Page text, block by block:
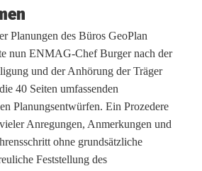
Planungen des Büros GeoPlan
nun ENMAG-Chef Burger nach der
und der Anhörung der Träger
40 Seiten umfassenden
Planungsentwürfen. Ein Prozedere
Anregungen, Anmerkungen und
ohne grundsätzliche
Feststellung des